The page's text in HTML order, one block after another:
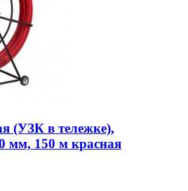
(УЗК в тележке),
мм, 150 м красная